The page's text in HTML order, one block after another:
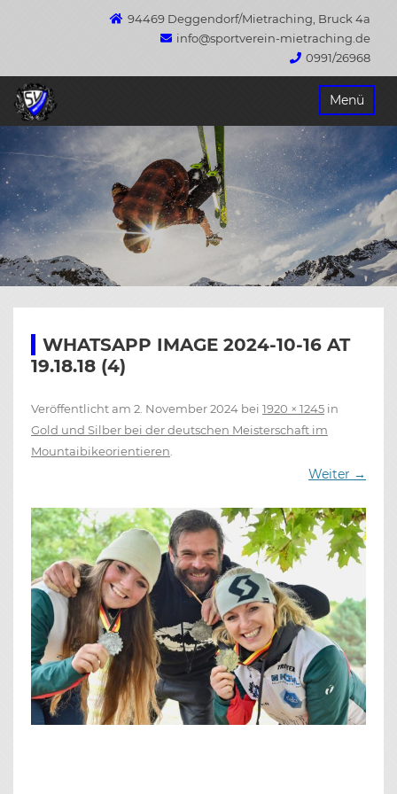
94469 Deggendorf/Mietraching, Bruck 4a
info@sportverein-mietraching.de
0991/26968
Menü
WHATSAPP IMAGE 2024-10-16 AT
19.18.18 (4)
Veröffentlicht am 2. November 2024 bei 1920 × 1245 in
Gold und Silber bei der deutschen Meisterschaft im
Mountaibikeorientieren
Weiter →